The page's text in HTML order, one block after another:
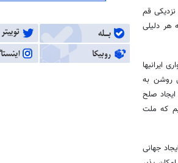
نزدیکی قم
هر دلیلی
ایرانیها
روشن به
صلح
که ملت
جهانی